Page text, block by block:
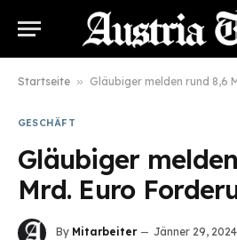
Startseite » Gläubiger melden rund 8,6
GESCHÄFT
Gläubiger
Mrd. Euro
By Mitarbeiter Jänner 29, 2024